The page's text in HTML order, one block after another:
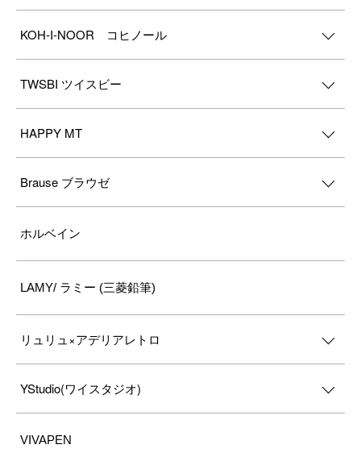
KOH-I-NOOR コヒノール
TWSBI ツイスビー
HAPPY MT
Brause ブラウゼ
ホルベイン
LAMY/ ラミー (三菱鉛筆)
リュリュ×アデリアレトロ
YStudio(ワイスタジオ)
VIVAPEN